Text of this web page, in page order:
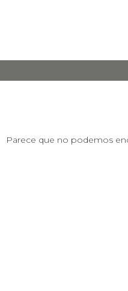
Parece que no podemos